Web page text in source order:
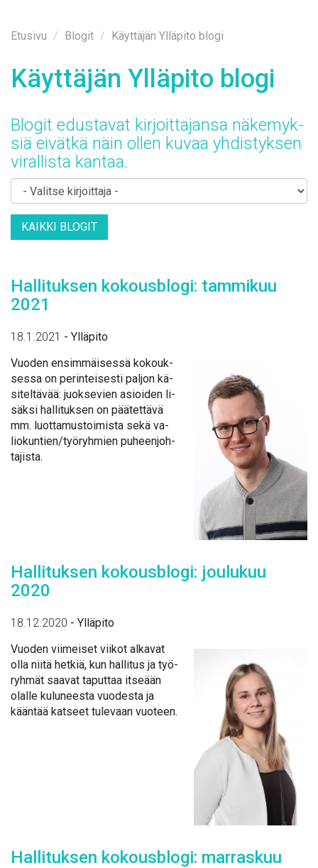
Etusi­vu Blo­git Käyttäjän Ylläpito blogi
Käyt­tä­jän Yl­lä­pi­to blo­gi
Blo­git edus­ta­vat kir­joit­ta­jan­sa nä­ke­myk­
siä ei­vät­kä näin ol­len ku­vaa yh­dis­tyk­sen
vi­ral­lis­ta kan­taa.
KAIK­KI BLO­GIT
Hal­li­tuk­sen ko­kous­blo­gi: tam­mi­kuu
2021
18.1.2021 - Ylläpito
Vuo­den en­sim­mäi­ses­sä ko­kouk­
ses­sa on pe­rin­tei­ses­ti pal­jon kä­
si­tel­tä­vää: juok­se­vien asioi­den li­
säk­si hal­li­tuk­sen on pää­tet­tä­vä
mm. luot­ta­mus­toi­mis­ta se­kä va­
lio­kun­tien/työ­ryh­mien pu­heen­joh­
ta­jis­ta.
Hal­li­tuk­sen ko­kous­blo­gi: jou­lu­kuu
2020
18.12.2020 - Ylläpito
Vuo­den vii­mei­set vii­kot al­ka­vat
ol­la nii­tä het­kiä, kun hal­li­tus ja työ­
ryh­mät saa­vat ta­put­taa it­se­ään
olal­le ku­lu­nees­ta vuo­des­ta ja
kään­tää kat­seet tu­le­vaan vuo­teen.
Hal­li­tuk­sen ko­kous­blo­gi: mar­ras­kuu